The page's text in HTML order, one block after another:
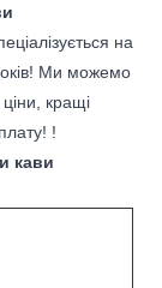
на
Ми можемо
кращі
!
кави